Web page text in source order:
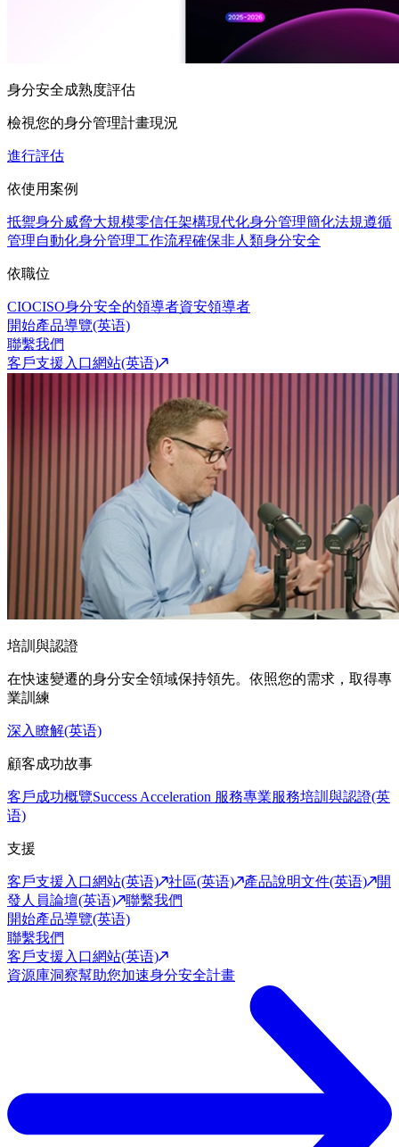
身分安全成熟度評估
檢視您的身分管理計畫現況
進行評估
依使用案例
抵禦身分威脅大規模零信任架構現代化身分管理簡化法規遵循
管理自動化身分管理工作流程確保非人類身分安全
依職位
CIOCISO身分安全的領導者資安領導者
開始產品導覽(英语)
聯繫我們
客戶支援入口網站(英语)
培訓與認證
在快速變遷的身分安全領域保持領先。依照您的需求，取得專
業訓練
深入瞭解(英语)
顧客成功故事
客戶成功概覽Success Acceleration 服務專業服務培訓與認證(英
语)
支援
客戶支援入口網站(英语) 社區(英语) 產品說明文件(英语)
開
發人員論壇(英语)
聯繫我們
開始產品導覽(英语)
聯繫我們
客戶支援入口網站(英语)
資源庫洞察幫助您加速身分安全計畫